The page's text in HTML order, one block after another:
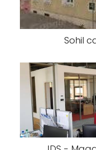
Sohil